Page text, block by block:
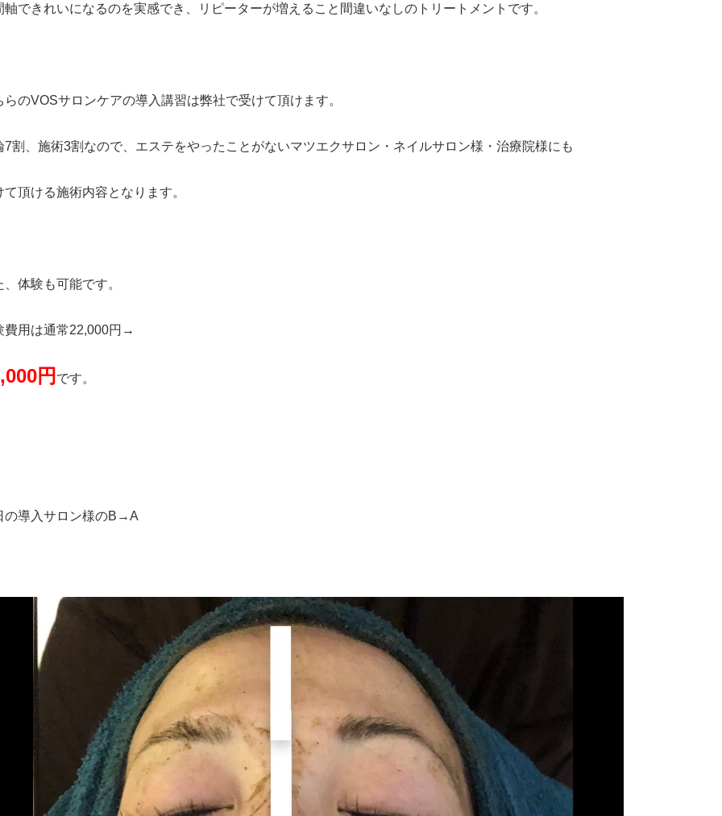
軸できれいになるのを実感でき、リピーターが増えること間違いなしのトリートメントです。
らのVOSサロンケアの導入講習は弊社で受けて頂けます。
7割、施術3割なので、エステをやったことがないマツエクサロン・ネイルサロン様・治療院様にも
て頂ける施術内容となります。
、体験も可能です。
費用は通常22,000円→
円 です。
の導入サロン様のB→A